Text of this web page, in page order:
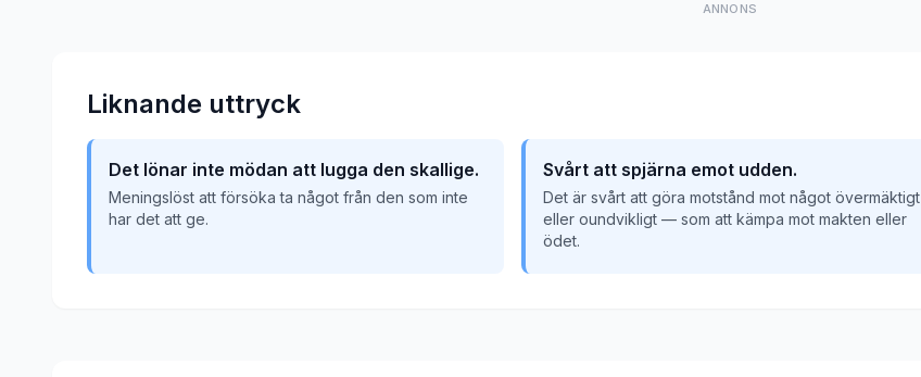
ANNONS
Liknande uttryck
Det lönar inte mödan att lugga den skallige.
Meningslöst att försöka ta något från den som inte
har det att ge.
Svårt att spjärna emot udden.
Det är svårt att göra motstånd mot något övermäktigt
eller oundvikligt — som att kämpa mot makten eller
ödet.